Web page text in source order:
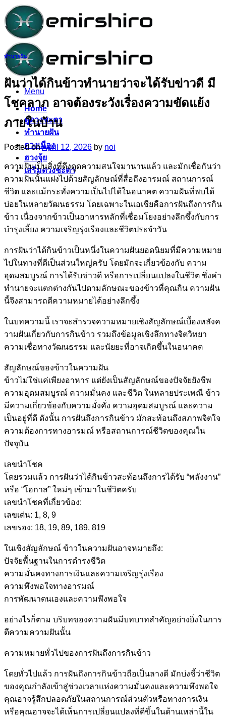
Skip
to
content
Menu
Home
ดูดวงชะตา
ทำนายฝัน
ดวงเมือง
ฮวงจุ้ย
เสริมดวงชะตา
ทำนายฝัน
ฝันว่าได้กินข้าวทำนายว่าจะได้รับข่าวดี มี
โชคลาภ อาจต้องระวังเรื่องความขัดแย้ง
ภายในบ้าน
Posted onApril 12, 2026 by noi
ความฝันเป็นสิ่งที่ดึงดูดความสนใจมานานแล้ว และมักเชื่อกันว่า
ความฝันนั้นแฝงไปด้วยสัญลักษณ์ที่สื่อถึงอารมณ์ สถานการณ์
ชีวิต และแม้กระทั่งความเป็นไปได้ในอนาคต ความฝันที่พบได้
บ่อยในหลายวัฒนธรรม โดยเฉพาะในเอเชียคือการฝันถึงการกิน
ข้าว เนื่องจากข้าวเป็นอาหารหลักที่เชื่อมโยงอย่างลึกซึ้งกับการ
บำรุงเลี้ยง ความเจริญรุ่งเรืองและชีวิตประจำวัน
การฝันว่าได้กินข้าวเป็นหนึ่งในความฝันยอดนิยมที่มีความหมาย
ไปในทางที่ดีเป็นส่วนใหญ่ครับ โดยมักจะเกี่ยวข้องกับ ความ
อุดมสมบูรณ์ การได้รับข่าวดี หรือการเปลี่ยนแปลงในชีวิต ซึ่งคำ
ทำนายจะแตกต่างกันไปตามลักษณะของข้าวที่คุณกิน ความฝัน
นี้จึงสามารถตีความหมายได้อย่างลึกซึ้ง
ในบทความนี้ เราจะสำรวจความหมายเชิงสัญลักษณ์เบื้องหลังค
วามฝันเกี่ยวกับการกินข้าว รวมถึงข้อมูลเชิงลึกทางจิตวิทยา
ความเชื่อทางวัฒนธรรม และนัยยะที่อาจเกิดขึ้นในอนาคต
สัญลักษณ์ของข้าวในความฝัน
ข้าวไม่ใช่แค่เพียงอาหาร แต่ยังเป็นสัญลักษณ์ของปัจจัยยังชีพ
ความอุดมสมบูรณ์ ความมั่นคง และชีวิต ในหลายประเพณี ข้าว
มีความเกี่ยวข้องกับความมั่งคั่ง ความอุดมสมบูรณ์ และความ
เป็นอยู่ที่ดี ดังนั้น การฝันถึงการกินข้าว มักสะท้อนถึงสภาพจิตใจ
ความต้องการทางอารมณ์ หรือสถานการณ์ชีวิตของคุณใน
ปัจจุบัน
เลขนำโชค
โดยรวมแล้ว การฝันว่าได้กินข้าวสะท้อนถึงการได้รับ “พลังงาน”
หรือ “โอกาส” ใหม่ๆ เข้ามาในชีวิตครับ
เลขนำโชคที่เกี่ยวข้อง:
เลขเด่น: 1, 8, 9
เลขรอง: 18, 19, 89, 189, 819
ในเชิงสัญลักษณ์ ข้าวในความฝันอาจหมายถึง:
ปัจจัยพื้นฐานในการดำรงชีวิต
ความมั่นคงทางการเงินและความเจริญรุ่งเรือง
ความพึงพอใจทางอารมณ์
การพัฒนาตนเองและความพึงพอใจ
อย่างไรก็ตาม บริบทของความฝันมีบทบาทสำคัญอย่างยิ่งในการ
ตีความความฝันนั้น
ความหมายทั่วไปของการฝันถึงการกินข้าว
โดยทั่วไปแล้ว การฝันถึงการกินข้าวถือเป็นลางดี มักบ่งชี้ว่าชีวิต
ของคุณกำลังเข้าสู่ช่วงเวลาแห่งความมั่นคงและความพึงพอใจ
คุณอาจรู้สึกปลอดภัยในสถานการณ์ส่วนตัวหรือทางการเงิน
หรือคุณอาจจะได้เห็นการเปลี่ยนแปลงที่ดีขึ้นในด้านเหล่านี้ใน